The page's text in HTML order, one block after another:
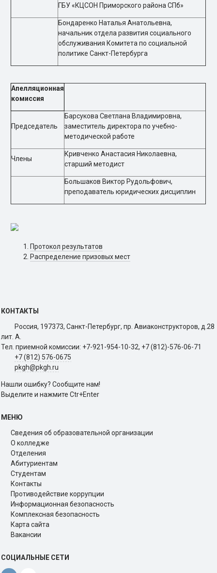
ГБУ «КЦСОН Приморского района СПб»
Бондаренко Наталья Анатольевна,
начальник отдела развития социального
обслуживания Комитета по социальной
политике Санкт-Петербурга
Апелляционная
комиссия
Председатель
Барсукова Светлана Владимировна,
заместитель директора по учебно-
методической работе
Члены
Кривченко Анастасия Николаевна,
старший методист
Большаков Виктор Рудольфович,
преподаватель юридических дисциплин
Протокол результатов
Распределение призовых мест
КОНТАКТЫ
Россия, 197373, Санкт-Петербург, пр. Авиаконструкторов, д.28
лит. A.
Тел. приемной комиссии: +7-921-954-10-32, +7 (812)-576-06-71
+7 (812) 576-0675
pkgh@pkgh.ru
Нашли ошибку? Сообщите нам!
Выделите и нажмите Ctr+Enter
МЕНЮ
Сведения об образовательной организации
О колледже
Отделения
Абитуриентам
Студентам
Контакты
Противодействие коррупции
Информационная безопасность
Комплексная безопасность
Карта сайта
Вакансии
СОЦИАЛЬНЫЕ СЕТИ